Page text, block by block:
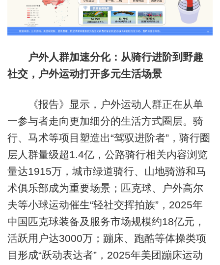
户外人群加速分化：从骑行进阶到野趣
社交，户外运动打开多元生活场景
《报告》显示，户外运动人群正在从单
一参与者走向更加细分的生活方式圈层。骑
行、马术等项目塑造出“驾驭进阶者”，骑行圈
层人群量级超1.4亿，公路骑行相关内容浏览
量达1915万，城市绿道骑行、山地骑游和马
术俱乐部成为重要场景；匹克球、户外高尔
夫等小球运动催生“轻社交挥拍族”，2025年
中国匹克球装备及服务市场规模约18亿元，
活跃用户达3000万；蹦床、跑酷等体操类项
目形成“跃动表达者”，2025年美团蹦床运动